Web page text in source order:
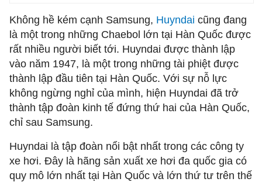
Không hề kém cạnh Samsung, Huyndai cũng đang
là một trong những Chaebol lớn tại Hàn Quốc được
rất nhiều người biết tới. Huyndai được thành lập
vào năm 1947, là một trong những tài phiệt được
thành lập đầu tiên tại Hàn Quốc. Với sự nỗ lực
không ngừng nghỉ của mình, hiện Huyndai đã trở
thành tập đoàn kinh tế đứng thứ hai của Hàn Quốc,
chỉ sau Samsung.
Huyndai là tập đoàn nổi bật nhất trong các công ty
xe hơi. Đây là hãng sản xuất xe hơi đa quốc gia có
quy mô lớn nhất tại Hàn Quốc và lớn thứ tư trên thế